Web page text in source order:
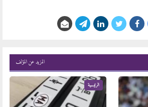
المزيد عن المؤلف
الرئيسية